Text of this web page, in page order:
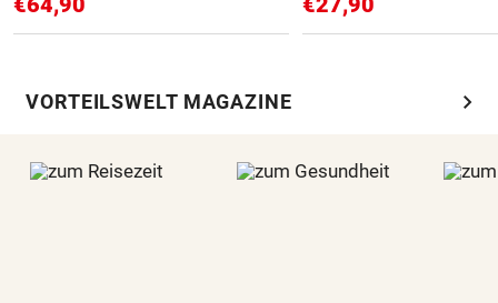
VORTEILSWELT MAGAZINE chevron_right